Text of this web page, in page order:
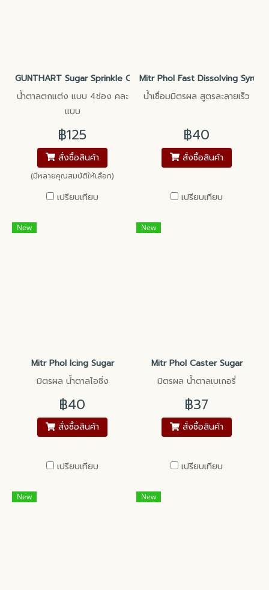
GUNTHART Sugar Sprinkle Cake Decoration 4 Chambers
น้ำตาลตกแต่ง แบบ 4ช่อง คละ
แบบ
฿125
สั่งซื้อสินค้า
(มีหลายคุณสมบัติให้เลือก)
เปรียบเทียบ
Mitr Phol Fast Dissolving Syrup
น้ำเชื่อมมิตรผล สูตรละลายเร็ว
฿40
สั่งซื้อสินค้า
เปรียบเทียบ
New
Mitr Phol Icing Sugar
มิตรผล น้ำตาลไอซิ่ง
฿40
สั่งซื้อสินค้า
เปรียบเทียบ
New
Mitr Phol Caster Sugar
มิตรผล น้ำตาลเบเกอรี่
฿37
สั่งซื้อสินค้า
เปรียบเทียบ
New New